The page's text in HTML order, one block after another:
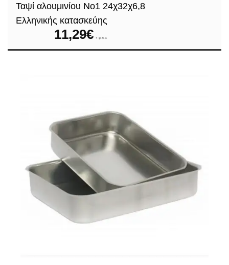
Ταψί αλουμινίου Νο1 24χ32χ6,8
Ελληνικής κατασκεύης
11,29€ + φ.π.α.